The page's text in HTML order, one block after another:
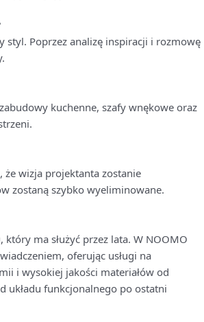
styl. Poprzez analizę inspiracji i rozmowę
kuchenne, szafy wnękowe oraz
że wizja projektanta zostanie
zostaną szybko wyeliminowane.
ma służyć przez lata. W NOOMO
oferując usługi na
i wysokiej jakości materiałów od
układu funkcjonalnego po ostatni